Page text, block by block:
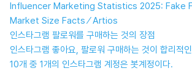
Influencer Marketing Statistics 2025: Fake
Market Size Facts ⁄ Artios
인스타그램 팔로워를 구매하는 것의 장점
인스타그램 좋아요, 팔로워 구매하는 것이 합리적
10개 중 1개의 인스타그램 계정은 봇계정이다.